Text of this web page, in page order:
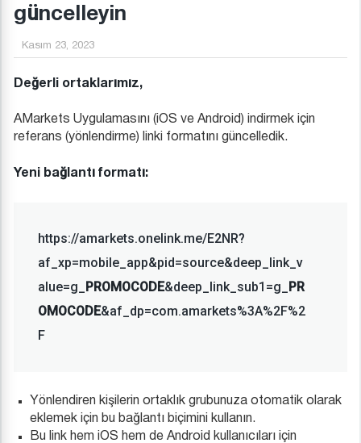
güncelleyin
Kasım 23, 2023
Değerli ortaklarımız,
AMarkets Uygulamasını (iOS ve Android) indirmek için
referans (yönlendirme) linki formatını güncelledik.
Yeni bağlantı formatı:
https://amarkets.onelink.me/E2NR?
af_xp=mobile_app&pid=source&deep_link_v
alue=g_ PROMOCODE&deep_link_sub1=g_ PR
OMOCODE&af_dp=com.amarkets%3A%2F%2
F
Yönlendiren kişilerin ortaklık grubunuza otomatik olarak
eklemek için bu bağlantı biçimini kullanın.
Bu link hem iOS hem de Android kullanıcıları için